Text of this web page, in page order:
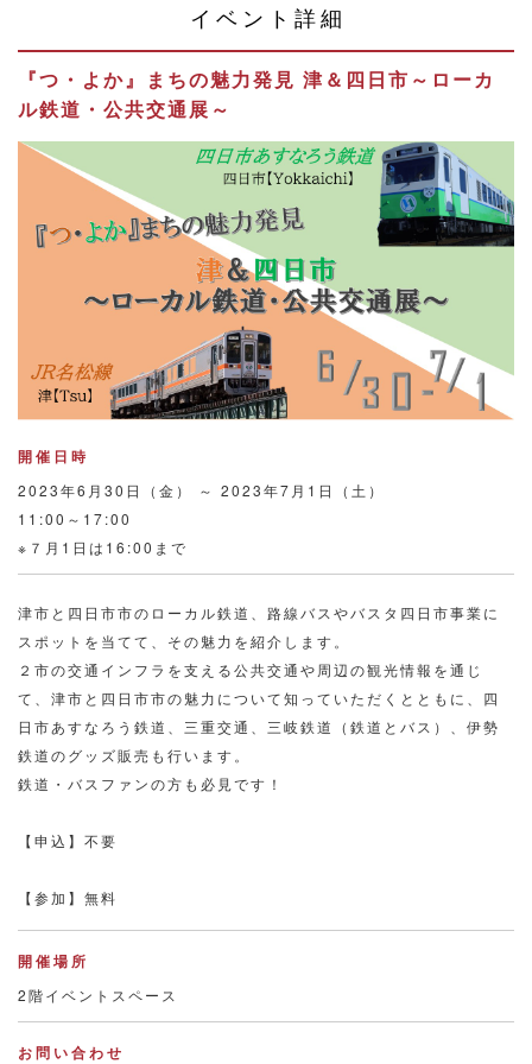
イベント詳細
『つ・よか』まちの魅力発見 津＆四日市～ローカ
ル鉄道・公共交通展～
開催日時
2023年6月30日（金） ～ 2023年7月1日（土）
11:00～17:00
※７月1日は16:00まで
津市と四日市市のローカル鉄道、路線バスやバスタ四日市事業に
スポットを当てて、その魅力を紹介します。
２市の交通インフラを支える公共交通や周辺の観光情報を通じ
て、津市と四日市市の魅力について知っていただくとともに、四
日市あすなろう鉄道、三重交通、三岐鉄道（鉄道とバス）、伊勢
鉄道のグッズ販売も行います。
鉄道・バスファンの方も必見です！
【申込】不要
【参加】無料
開催場所
2階イベントスペース
お問い合わせ